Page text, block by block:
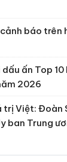
báo trên
ấn Top
2026
Việt: Đoàn
ban Trung